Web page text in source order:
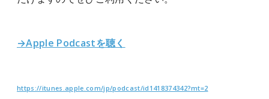
→Apple Podcastを聴く
https://itunes.apple.com/jp/podcast/id1418374342?mt=2